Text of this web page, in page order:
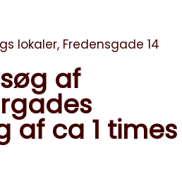
lokaler, Fredensgade 14
af
ca 1 times